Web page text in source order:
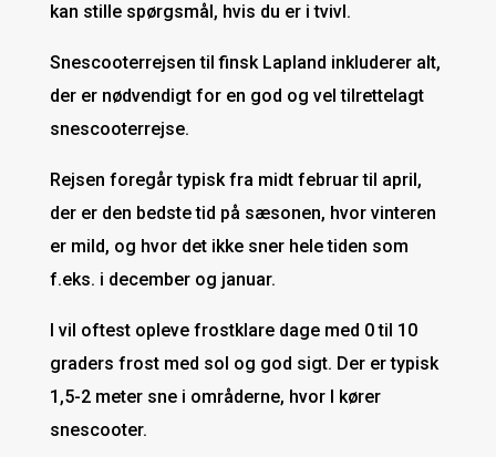
kan stille spørgsmål, hvis du er i tvivl.
Snescooterrejsen til finsk Lapland inkluderer alt,
der er nødvendigt for en god og vel tilrettelagt
snescooterrejse.
Rejsen foregår typisk fra midt februar til april,
der er den bedste tid på sæsonen, hvor vinteren
er mild, og hvor det ikke sner hele tiden som
f.eks. i december og januar.
I vil oftest opleve frostklare dage med 0 til 10
graders frost med sol og god sigt. Der er typisk
1,5-2 meter sne i områderne, hvor I kører
snescooter.